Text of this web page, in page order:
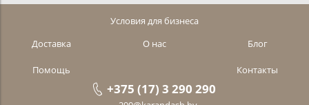
Условия для бизнеса
Доставка
О нас Блог
Помощь Контакты
+375 (17) 3 290 290